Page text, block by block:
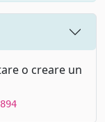
o creare un